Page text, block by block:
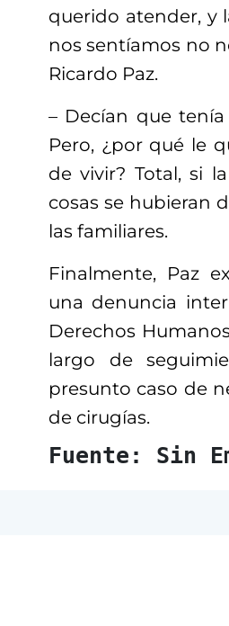
querido atender, y
nos sentíamos no
Ricardo Paz.
– Decían que
Pero, ¿por qué le
de vivir? Total, si
cosas se hubieran
las familiares.
Finalmente, Paz
una denuncia
Derechos
largo de
presunto caso de
de cirugías.
Fuente: Sin